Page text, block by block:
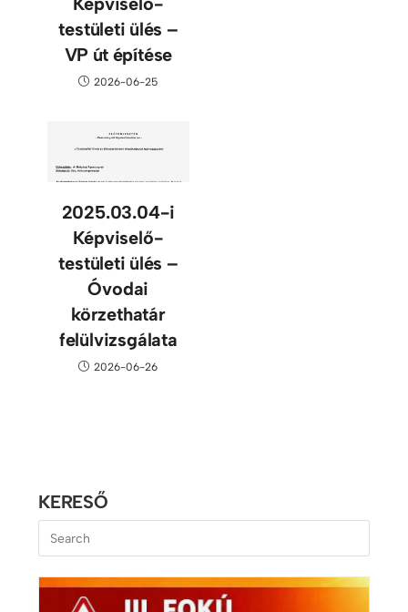
testületi ülés –
VP út építése
2026-06-25
2025.03.04-i
Képviselő-
testületi ülés –
Óvodai
körzethatár
felülvizsgálata
2026-06-26
KERESŐ